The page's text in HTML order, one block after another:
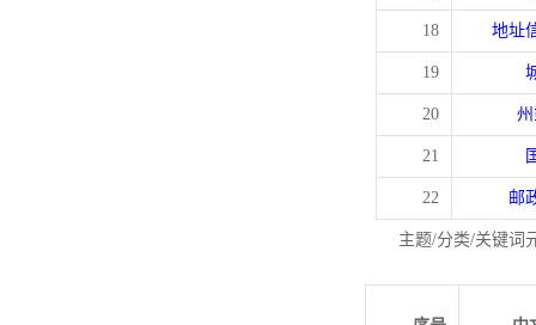
18 地址
19
20
21
22 邮
主题/分类/关键词